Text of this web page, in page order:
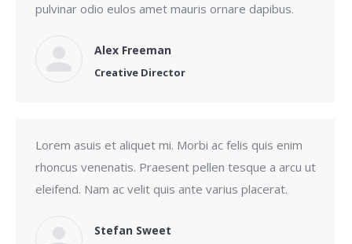
pulvinar odio eulos amet mauris ornare dapibus.
Alex Freeman
Creative Director
Lorem asuis et aliquet mi. Morbi ac felis quis enim
rhoncus venenatis. Praesent pellen tesque a arcu ut
eleifend. Nam ac velit quis ante varius placerat.
Stefan Sweet